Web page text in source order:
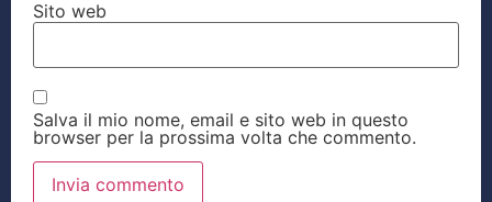
Sito web
Salva il mio nome, email e sito web in questo
browser per la prossima volta che commento.